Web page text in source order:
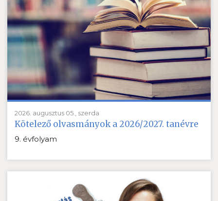
2026. augusztus 05., szerda
Kötelező olvasmányok a 2026/2027. tanévre
9. évfolyam